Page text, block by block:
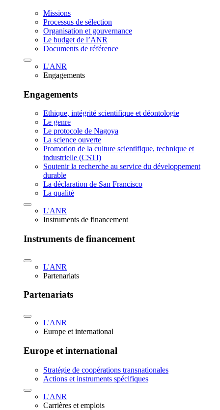
Missions
Processus de sélection
Organisation et gouvernance
Le budget de l’ANR
Documents de référence
L'ANR
Engagements
Engagements
Ethique, intégrité scientifique et déontologie
Le genre
Le protocole de Nagoya
La science ouverte
Promotion de la culture scientifique, technique et
industrielle (CSTI)
Soutenir la recherche au service du développement
durable
La déclaration de San Francisco
La qualité
L'ANR
Instruments de financement
Instruments de financement
L'ANR
Partenariats
Partenariats
L'ANR
Europe et international
Europe et international
Stratégie de coopérations transnationales
Actions et instruments spécifiques
L'ANR
Carrières et emplois